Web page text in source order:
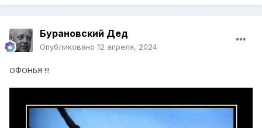
Бурановский Дед
Опубликовано 12 апреля, 2024
ОФОНЬЯ !!!